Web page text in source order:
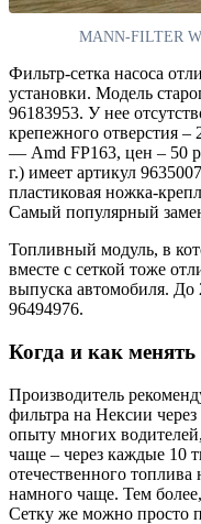
MANN-FILTER
Фильтр-сетка насоса
установки. Модель
96183953. У нее
крепежного отверстия
— Amd FP163, цен – 50
г.) имеет артикул
пластиковая ножка-
Самый популярный
Топливный модуль, в
вместе с сеткой тоже
выпуска автомобиля. До
96494976.
Когда и как
Производитель
фильтра на Нексии
опыту многих
чаще – через каждые 10
отечественного топлива
намного чаще. Тем
Сетку же можно просто